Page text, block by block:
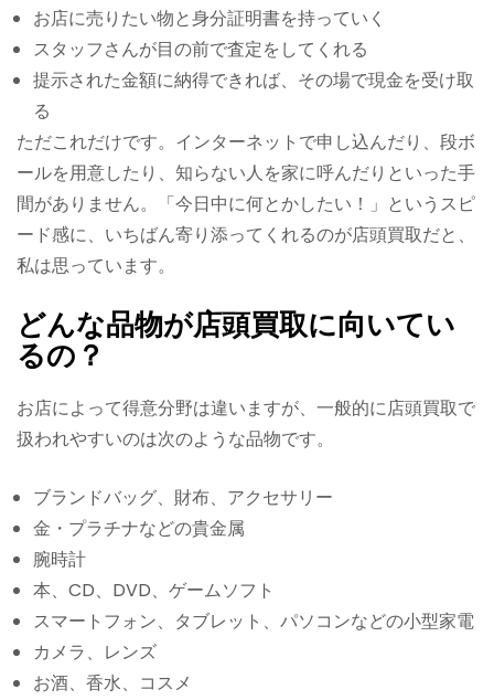
お店に売りたい物と身分証明書を持っていく
スタッフさんが目の前で査定をしてくれる
提示された金額に納得できれば、その場で現金を受け取
る
ただこれだけです。インターネットで申し込んだり、段ボ
ールを用意したり、知らない人を家に呼んだりといった手
間がありません。「今日中に何とかしたい！」というスピ
ード感に、いちばん寄り添ってくれるのが店頭買取だと、
私は思っています。
どんな品物が店頭買取に向いてい
るの？
お店によって得意分野は違いますが、一般的に店頭買取で
扱われやすいのは次のような品物です。
ブランドバッグ、財布、アクセサリー
金・プラチナなどの貴金属
腕時計
本、CD、DVD、ゲームソフト
スマートフォン、タブレット、パソコンなどの小型家電
カメラ、レンズ
お酒、香水、コスメ